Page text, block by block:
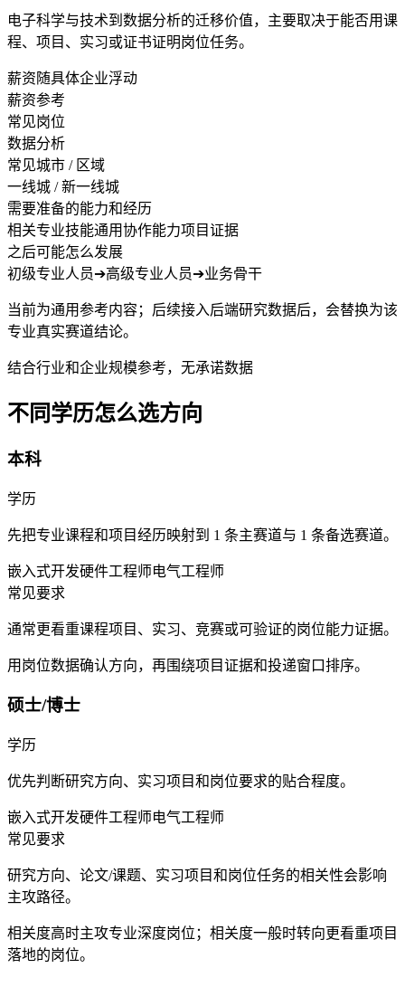
电子科学与技术到数据分析的迁移价值，主要取决于能否用课
程、项目、实习或证书证明岗位任务。
薪资随具体企业浮动
薪资参考
常见岗位
数据分析
常见城市 / 区域
一线城 / 新一线城
需要准备的能力和经历
相关专业技能通用协作能力项目证据
之后可能怎么发展
初级专业人员➔高级专业人员➔业务骨干
当前为通用参考内容；后续接入后端研究数据后，会替换为该
专业真实赛道结论。
结合行业和企业规模参考，无承诺数据
不同学历怎么选方向
本科
学历
先把专业课程和项目经历映射到 1 条主赛道与 1 条备选赛道。
嵌入式开发硬件工程师电气工程师
常见要求
通常更看重课程项目、实习、竞赛或可验证的岗位能力证据。
用岗位数据确认方向，再围绕项目证据和投递窗口排序。
硕士/博士
学历
优先判断研究方向、实习项目和岗位要求的贴合程度。
嵌入式开发硬件工程师电气工程师
常见要求
研究方向、论文/课题、实习项目和岗位任务的相关性会影响
主攻路径。
相关度高时主攻专业深度岗位；相关度一般时转向更看重项目
落地的岗位。